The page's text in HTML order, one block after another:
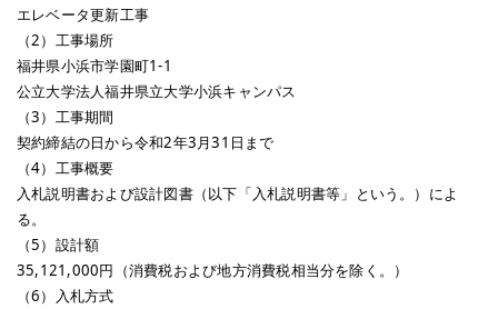
エレベータ更新工事
（2）工事場所
福井県小浜市学園町1-1
公立大学法人福井県立大学小浜キャンパス
（3）工事期間
契約締結の日から令和2年3月31日まで
（4）工事概要
入札説明書および設計図書（以下「入札説明書等」という。）によ
る。
（5）設計額
35,121,000円（消費税および地方消費税相当分を除く。）
（6）入札方式